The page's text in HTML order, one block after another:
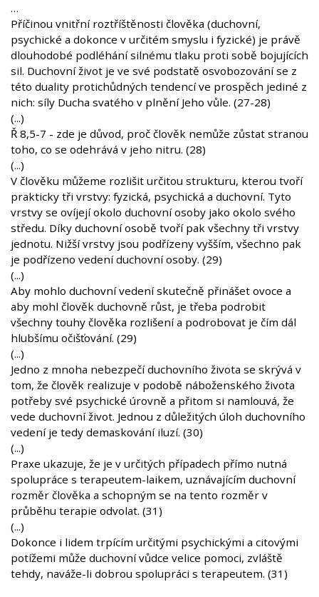
…
Příčinou vnitřní roztříštěnosti člověka (duchovní,
psychické a dokonce v určitém smyslu i fyzické) je právě
dlouhodobé podléhání silnému tlaku proti sobě bojujících
sil. Duchovní život je ve své podstatě osvobozování se z
této duality protichůdných tendencí ve prospěch jediné z
nich: síly Ducha svatého v plnění Jeho vůle. (27-28)
(...)
Ř 8,5-7 - zde je důvod, proč člověk nemůže zůstat stranou
toho, co se odehrává v jeho nitru. (28)
(...)
V člověku můžeme rozlišit určitou strukturu, kterou tvoří
prakticky tři vrstvy: fyzická, psychická a duchovní. Tyto
vrstvy se ovíjejí okolo duchovní osoby jako okolo svého
středu. Díky duchovní osobě tvoří pak všechny tři vrstvy
jednotu. Nižší vrstvy jsou podřízeny vyšším, všechno pak
je podřízeno vedení duchovní osoby. (29)
(...)
Aby mohlo duchovní vedení skutečně přinášet ovoce a
aby mohl člověk duchovně růst, je třeba podrobit
všechny touhy člověka rozlišení a podrobovat je čím dál
hlubšímu očišťování. (29)
(...)
Jedno z mnoha nebezpečí duchovního života se skrývá v
tom, že člověk realizuje v podobě náboženského života
potřeby své psychické úrovně a přitom si namlouvá, že
vede duchovní život. Jednou z důležitých úloh duchovního
vedení je tedy demaskování iluzí. (30)
(...)
Praxe ukazuje, že je v určitých případech přímo nutná
spolupráce s terapeutem-laikem, uznávajícím duchovní
rozměr člověka a schopným se na tento rozměr v
průběhu terapie odvolat. (31)
(...)
Dokonce i lidem trpícím určitými psychickými a citovými
potížemi může duchovní vůdce velice pomoci, zvláště
tehdy, naváže-li dobrou spolupráci s terapeutem. (31)